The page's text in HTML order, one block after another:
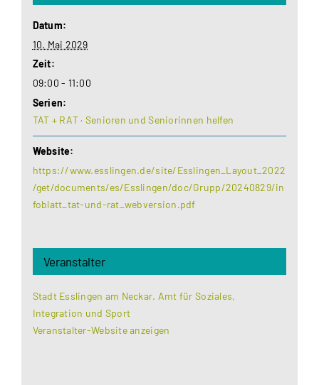
Datum:
10. Mai 2029
Zeit:
09:00 - 11:00
Serien:
TAT + RAT · Senioren und Seniorinnen helfen
Website:
https://www.esslingen.de/site/Esslingen_Layout_2022
/get/documents/es/Esslingen/doc/Grupp/20240829/in
foblatt_tat-und-rat_webversion.pdf
Veranstalter
Stadt Esslingen am Neckar. Amt für Soziales,
Integration und Sport
Veranstalter-Website anzeigen